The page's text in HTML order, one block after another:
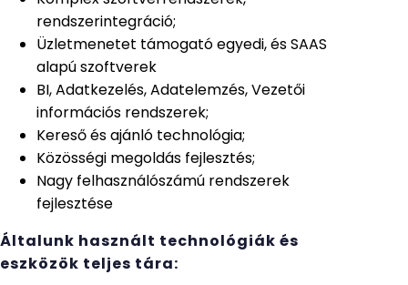
rendszerintegráció;
Üzletmenetet támogató egyedi, és SAAS
alapú szoftverek
BI, Adatkezelés, Adatelemzés, Vezetői
információs rendszerek;
Kereső és ajánló technológia;
Közösségi megoldás fejlesztés;
Nagy felhasználószámú rendszerek
fejlesztése
Általunk használt technológiák és
eszközök teljes tára: